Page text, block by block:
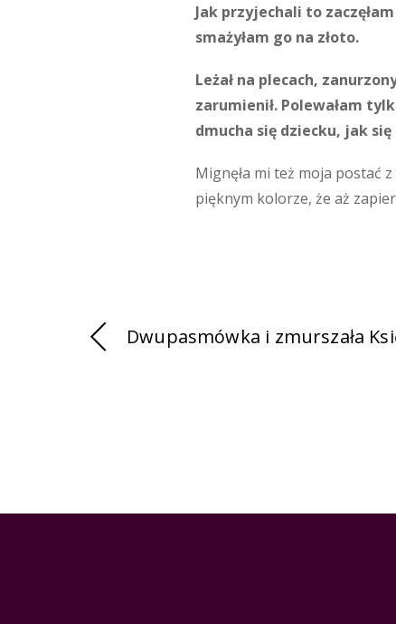
Jak przyjechali to
smażyłam go na złoto.
Leżał na plecach,
zarumienił. Polewałam
dmucha się dziecku, jak
Mignęła mi też moja postać
pięknym kolorze, że aż
Dwupasmówka i zmurszała